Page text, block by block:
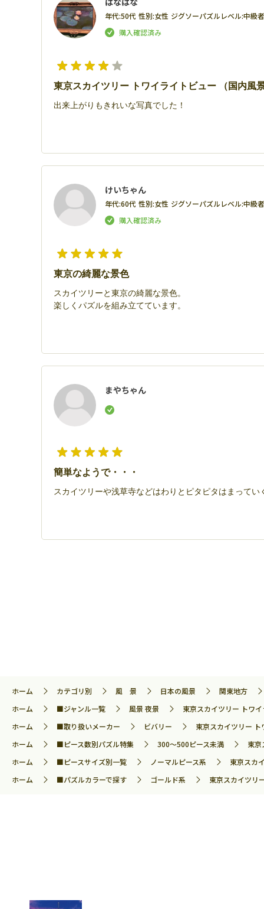
年代:50代 性別:女性 ジグソーパズルレベル:中級者
東京スカイツリー トワイライトビュー （国内
出来上がりもきれいな写真でした！
けいちゃん
年代:60代 性別:女性 ジグソーパズルレベル:中級者
東京の綺麗な景色
スカイツリーと東京の綺麗な景色。
楽しくパズルを組み立てています。
まやちゃん
簡単なようで・・・
スカイツリーや浅草寺などはわりとピタピタはまって
ホーム カテゴリ別 風 景 日本の風景
関東地方
ホーム
■ジャンル一覧 風景 夜景
東京スカイツリー トワ
ホーム
■取り扱いメーカー ビバリー
東京スカイツリー
ホーム
■ピース数別パズル特集 300～500ピース未満
東
ホーム
■ピースサイズ別一覧 ノーマルピース系
東京スカ
ホーム
■パズルカラーで探す ゴールド系 東京スカイツ